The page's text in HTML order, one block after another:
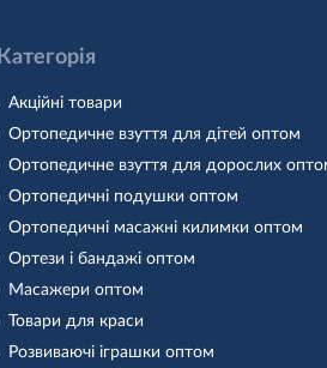
Категорія
Акційні товари
Ортопедичне взуття для дітей оптом
Ортопедичне взуття для дорослих
Ортопедичні подушки оптом
Ортопедичні масажні килимки оптом
Ортези і бандажі оптом
Масажери оптом
Товари для краси
Розвиваючі іграшки оптом